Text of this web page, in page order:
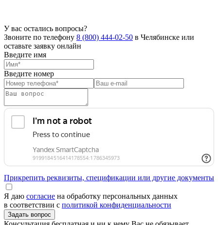
У вас остались вопросы?
Звоните по телефону 8 (800) 444-02-50 в Челябинске или
оставьте заявку онлайн
Введите имя
Введите номер
Прикрепить реквизиты, спецификации или другие документы
Я даю согласие на обработку персональных данных
в соответствии с политикой конфиденциальности